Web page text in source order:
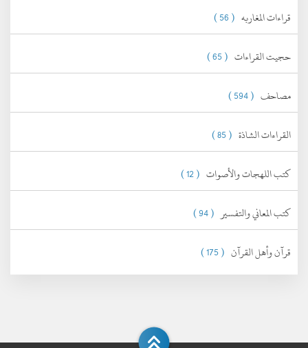
قراءات المغاربه ( 56 )
حجيت القراءات ( 65 )
مصاحف ( 594 )
القراءات الشاذة ( 85 )
كتب اللهجات والأصوات ( 12 )
كتب المعاني والتفسير ( 94 )
قرآن وأهل القرآن ( 175 )